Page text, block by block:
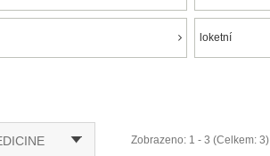
loketní
Zobrazeno: 1 - 3 (Celkem: 3)